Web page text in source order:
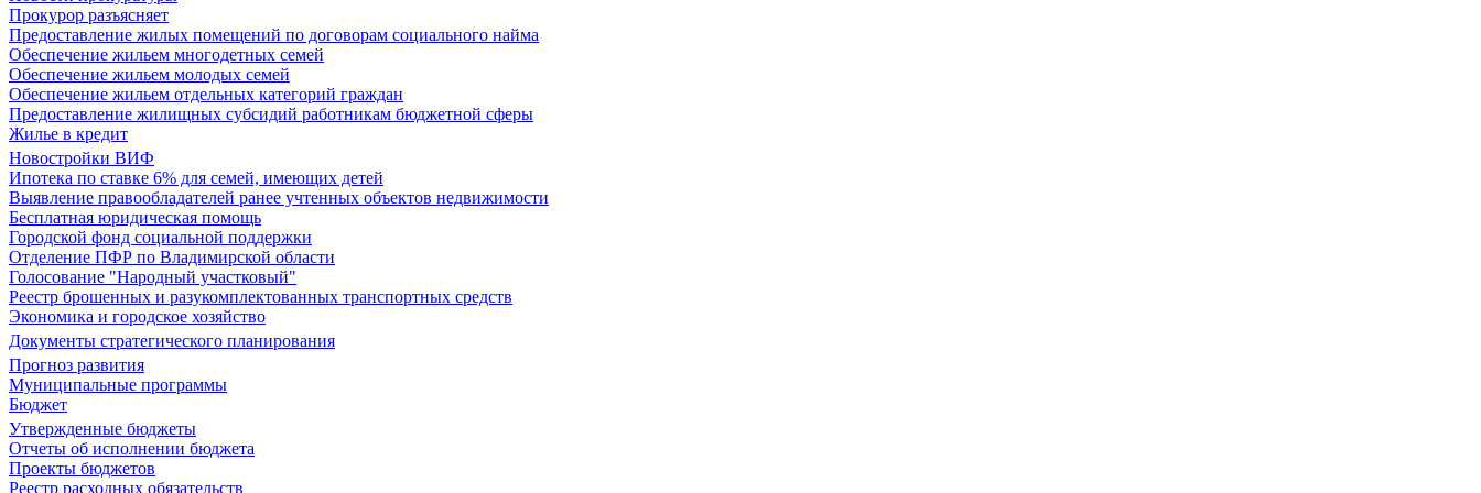
Прокурор разъясняет
Предоставление жилых помещений по договорам социального найма
Обеспечение жильем многодетных семей
Обеспечение жильем молодых семей
Обеспечение жильем отдельных категорий граждан
Предоставление жилищных субсидий работникам бюджетной сферы
Жилье в кредит
Новостройки ВИФ
Ипотека по ставке 6% для семей, имеющих детей
Выявление правообладателей ранее учтенных объектов недвижимости
Бесплатная юридическая помощь
Городской фонд социальной поддержки
Отделение ПФР по Владимирской области
Голосование "Народный участковый"
Реестр брошенных и разукомплектованных транспортных средств
Экономика и городское хозяйство
Документы стратегического планирования
Прогноз развития
Муниципальные программы
Бюджет
Утвержденные бюджеты
Отчеты об исполнении бюджета
Проекты бюджетов
Реестр расходных обязательств